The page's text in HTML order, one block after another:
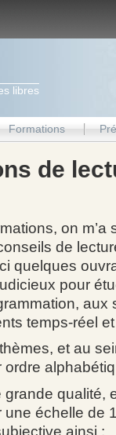
libres
Formations
de
on m’a
de
quelques
pour
aux
temps-réel
et au
qualité,
une échelle de
ainsi :